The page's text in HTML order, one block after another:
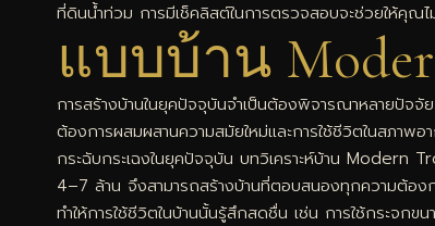
ที่ดินน้ำท่วม การมีเช็คลิสต์ในการตรวจสอบจะช่วยให้คุ
แบบบ้าน
การสร้างบ้านในยุคปัจจุบันจำเป็นต้องพิจารณาหลายปัจ
ต้องการผสมผสานความสมัยใหม่และการใช้ชีวิตในสภา
กระฉับกระเฉงในยุคปัจจุบัน บทวิเคราะห์บ้าน Modern
4–7 ล้าน จึงสามารถสร้างบ้านที่ตอบสนองทุกความต้อง
ทำให้การใช้ชีวิตในบ้านนั้นรู้สึกสดชื่น เช่น การใช้กระจ